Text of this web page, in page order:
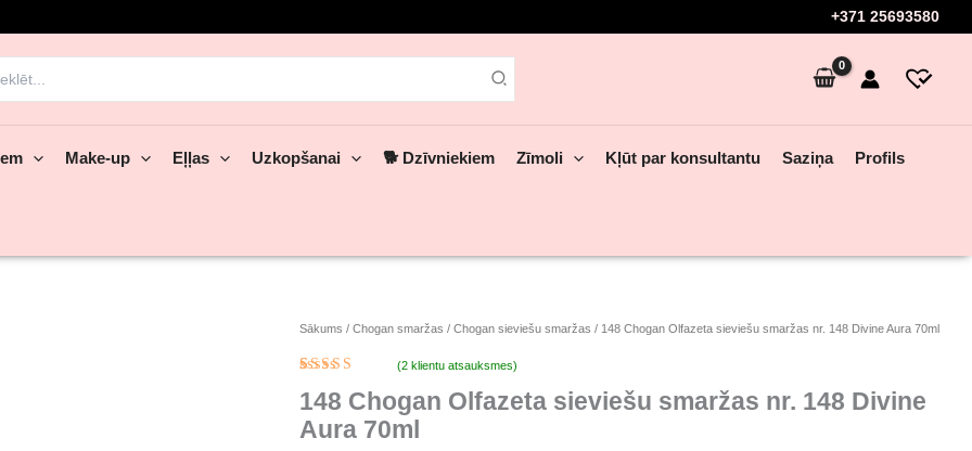
+371 25693580
Make-up Eļļas Uzkopšanai 🐕 Dzīvniekiem Zīmoli Kļūt par konsultantu Saziņa Profils
Sākums /Chogan smaržas /Chogan sieviešu smaržas / 148 Chogan Olfazeta sieviešu smaržas nr. 148 Divine Aura 70ml
5.00no 5
balstoties
pircēju
(2klientu atsauksmes)
148 Chogan Olfazeta sieviešu smaržas nr. 148 Divine
Aura 70ml
148
Olfazeta
sieviešu
smaržas
nr.